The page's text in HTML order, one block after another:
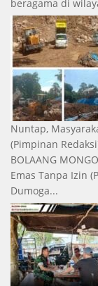
beragama di
Nuntap,
(Pimpinan
BOLAANG
Emas Tanpa Izin
Dumoga...